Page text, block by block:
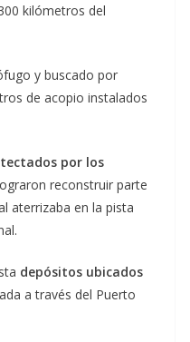
kilómetros del
y buscado por
de acopio instalados
por los
reconstruir parte
aterrizaba en la pista
depósitos ubicados
a través del Puerto